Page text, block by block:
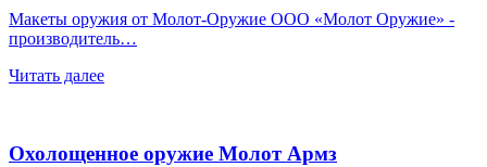
Макеты оружия от Молот-Оружие ООО «Молот Оружие» -
производитель…
Читать далее
Охолощенное оружие Молот Армз